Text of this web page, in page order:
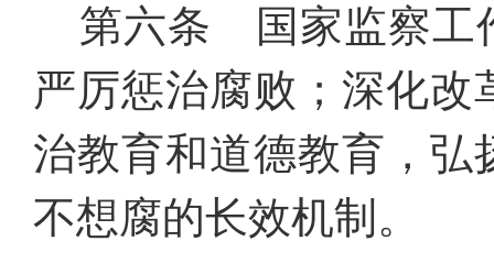
第六条 国家监察工
严厉惩治腐败；深化
治教育和道德教育，
不想腐的长效机制。